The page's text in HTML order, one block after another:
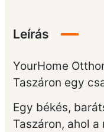
Leírás
YourHome
Taszáron egy
Egy békés,
Taszáron, ahol